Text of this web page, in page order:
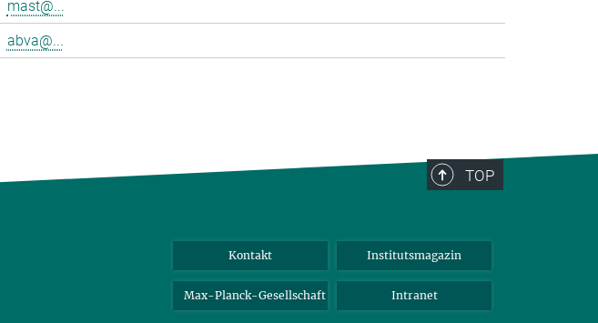
mast@...
abva@...
TOP
Kontakt Institutsmagazin
Max-Planck-Gesellschaft Intranet